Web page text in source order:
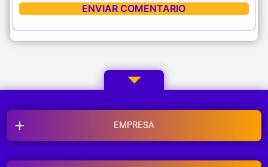
EMPRESA